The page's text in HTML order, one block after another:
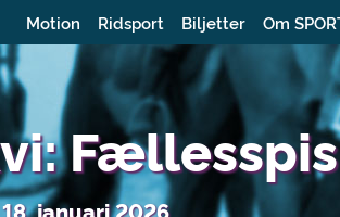
Motion Ridsport Biljetter Om
januari 2026